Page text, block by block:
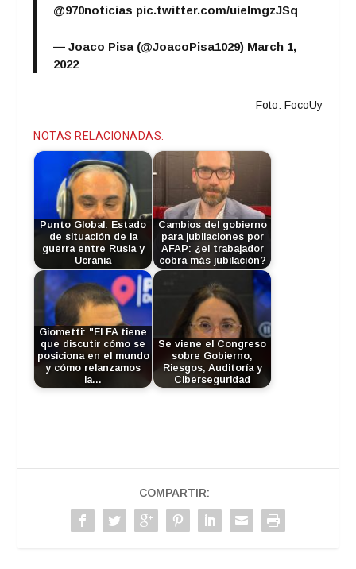
@970noticias pic.twitter.com/uieImgzJSq
— Joaco Pisa (@JoacoPisa1029) March 1,
2022
Foto: FocoUy
NOTAS RELACIONADAS:
Punto Global: Estado
de situación de la
guerra entre Rusia y
Ucrania
Cambios del gobierno
para jubilaciones por
AFAP: ¿el trabajador
cobra más jubilación?
Giometti: "El FA tiene
que discutir cómo se
posiciona en el mundo
y cómo relanzamos
la…
Se viene el Congreso
sobre Gobierno,
Riesgos, Auditoría y
Ciberseguridad
COMPARTIR: